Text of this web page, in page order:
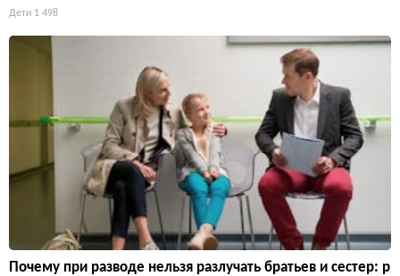
Дети 1 498
Почему при разводе нельзя разлучать братьев и сестер: р